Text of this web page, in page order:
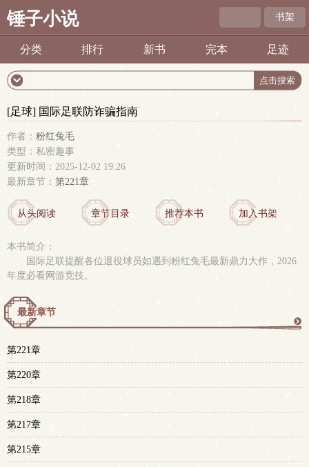
锤子小说 书架
分类 排行 新书 完本 足迹
[足球] 国际足联防诈骗指南
作者： 粉红兔毛
类型：私密趣事
更新时间：2025-12-02 19:26
最新章节： 第221章
从头阅读 章节目录 推荐本书 加入书架
本书简介：
国际足联提醒各位退役球员如遇到粉红兔毛最新鼎力大作，2026
年度必看网游竞技。
最新章节
第221章
第220章
第218章
第217章
第215章